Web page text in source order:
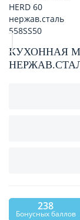
КУХОННАЯ
238
Бонусных баллов